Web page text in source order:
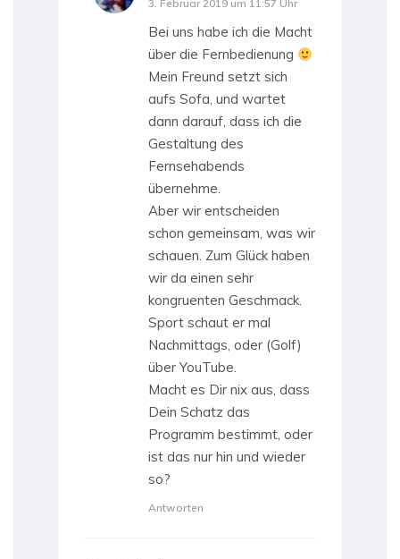
3. Februar 2019 um 11:57 Uhr
Bei uns habe ich die Macht
über die Fernbedienung
Mein Freund setzt sich
aufs Sofa, und wartet
dann darauf, dass ich die
Gestaltung des
Fernsehabends
übernehme.
Aber wir entscheiden
schon gemeinsam, was wir
schauen. Zum Glück haben
wir da einen sehr
kongruenten Geschmack.
Sport schaut er mal
Nachmittags, oder (Golf)
über YouTube.
Macht es Dir nix aus, dass
Dein Schatz das
Programm bestimmt, oder
ist das nur hin und wieder
so?
Antworten